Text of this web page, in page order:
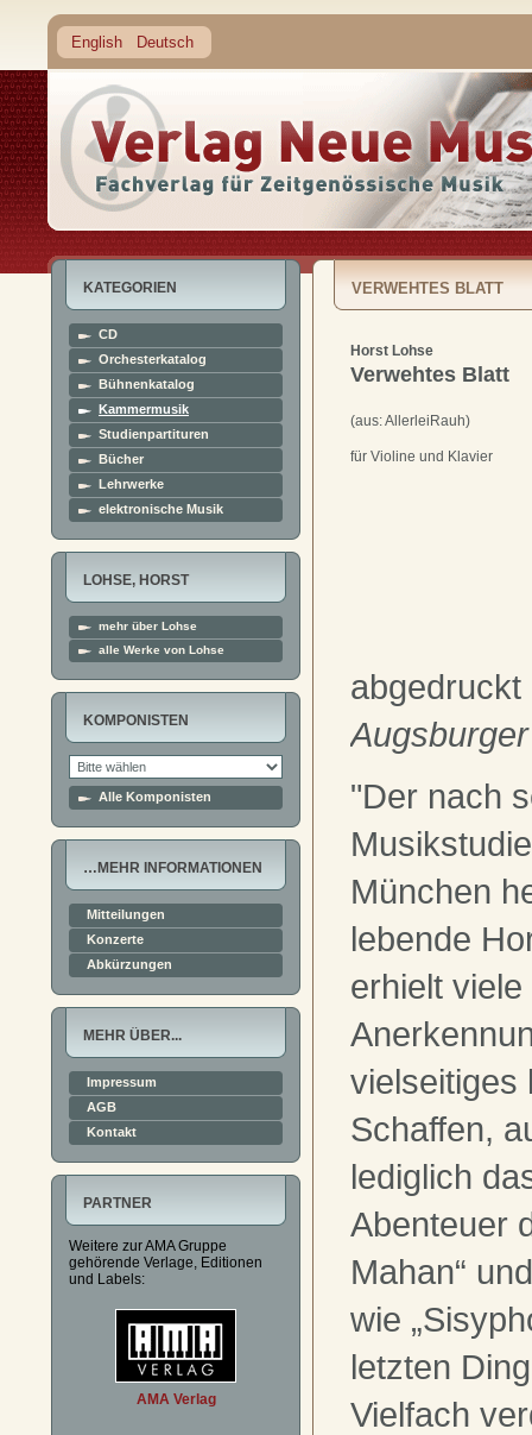
English Deutsch
KATEGORIEN
CD
Orchesterkatalog
Bühnenkatalog
Kammermusik
Studienpartituren
Bücher
Lehrwerke
elektronische Musik
LOHSE, HORST
mehr über Lohse
alle Werke von Lohse
KOMPONISTEN
Alle Komponisten
…MEHR INFORMATIONEN
Mitteilungen
Konzerte
Abkürzungen
MEHR ÜBER...
Impressum
AGB
Kontakt
PARTNER
Weitere zur AMA Gruppe
gehörende Verlage, Editionen
und Labels:
AMA Verlag
VERWEHTES BLATT
Horst Lohse
Verwehtes Blatt
(aus: AllerleiRauh)
für Violine und Klavier
abgedruckt
"Der nach
München
lebende
erhielt
vielseitiges
Schaffen,
lediglich
Abenteuer
Mahan“
wie
letzten
Vielfach